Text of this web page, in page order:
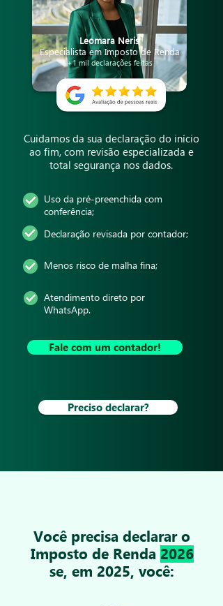
Leomara Neris
Especialista em Imposto de Renda
+1 mil declarações feitas
Cuidamos da sua declaração do início
ao fim, com revisão especializada e
total segurança nos dados.
Uso da pré-preenchida com
conferência;
Declaração revisada por contador;
Menos risco de malha fina;
Atendimento direto por
WhatsApp.
Fale com um contador!
Preciso declarar?
Você precisa declarar o
Imposto de Renda 2026
se, em 2025, você: